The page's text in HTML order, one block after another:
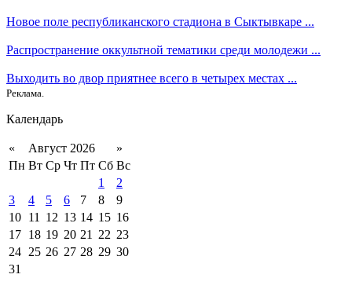
Новое поле республиканского стадиона в Сыктывкаре ...
Распространение оккультной тематики среди молодежи ...
Выходить во двор приятнее всего в четырех местах ...
Реклама.
Календарь
« Август 2026
»
Пн Вт Ср Чт Пт Сб Вс
1
2
3
4 5 6 7 8
9
10 11 12 13 14 15 16
17 18 19 20 21 22 23
24 25 26 27 28 29 30
31